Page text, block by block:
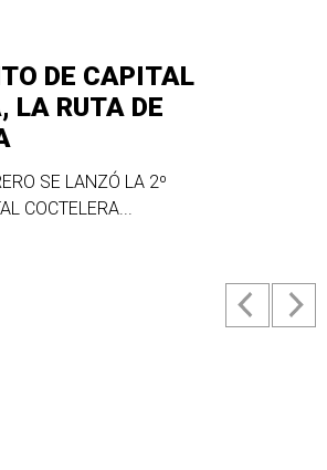
DE CAPITAL
LA RUTA DE
SE LANZÓ LA 2º
COCTELERA...